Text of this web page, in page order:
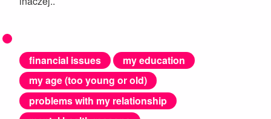
financial issues
my education
my age (too young or old)
problems with my relationship